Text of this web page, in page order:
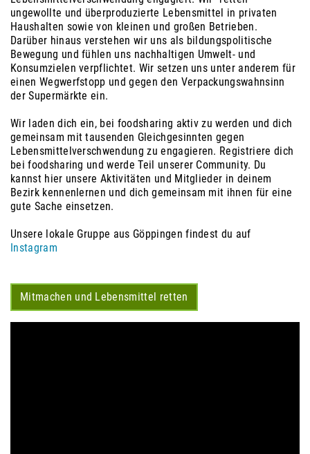
ungewollte und überproduzierte Lebensmittel in privaten
Haushalten sowie von kleinen und großen Betrieben.
Darüber hinaus verstehen wir uns als bildungspolitische
Bewegung und fühlen uns nachhaltigen Umwelt- und
Konsumzielen verpflichtet. Wir setzen uns unter anderem für
einen Wegwerfstopp und gegen den Verpackungswahnsinn
der Supermärkte ein.
Wir laden dich ein, bei foodsharing aktiv zu werden und dich
gemeinsam mit tausenden Gleichgesinnten gegen
Lebensmittelverschwendung zu engagieren. Registriere dich
bei foodsharing und werde Teil unserer Community. Du
kannst hier unsere Aktivitäten und Mitglieder in deinem
Bezirk kennenlernen und dich gemeinsam mit ihnen für eine
gute Sache einsetzen.
Unsere lokale Gruppe aus Göppingen findest du auf
Instagram
Mitmachen und Lebensmittel retten